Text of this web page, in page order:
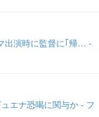
出演時に監督に｢帰… -
エナ恐喝に関与か - フ